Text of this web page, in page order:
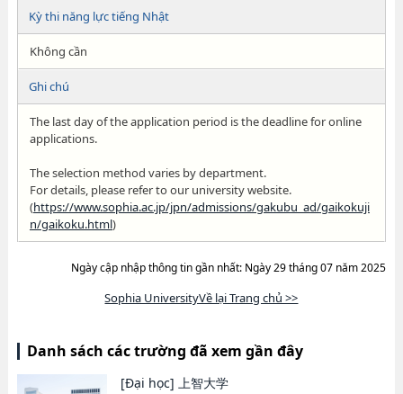
Kỳ thi năng lực tiếng Nhật
Không cần
Ghi chú
The last day of the application period is the deadline for online
applications.
The selection method varies by department.
For details, please refer to our university website.
(https://www.sophia.ac.jp/jpn/admissions/gakubu_ad/gaikokuji
n/gaikoku.html)
Ngày cập nhập thông tin gần nhất: Ngày 29 tháng 07 năm 2025
Sophia UniversityVề lại Trang chủ >>
Danh sách các trường đã xem gần đây
[Đại học] 上智大学